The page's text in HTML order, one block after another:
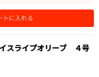
イスライプオリーブ ４号